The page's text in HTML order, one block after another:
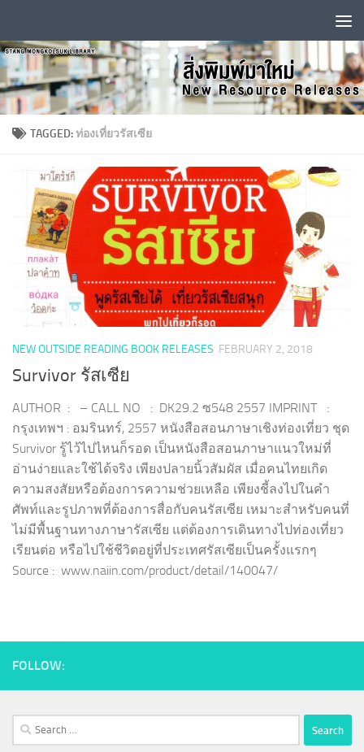
TAGGED:ท่องเที่ยวรัสเซีย
NEW OUTSIDE READING BOOK RELEASES FEBRUARY 2, 2018
Survivor รัสเซีย
AUTHOR : – CALL NO : DK29.2 ซ548 2557 IMPRINT :
กรุงเทพฯ : อมรินทร์, 2557 หนังสือสอนภาษาเชิงท่องเที่ยว ชุด
Survivor รู้ไว้ไปไหนก็รอด เป็นหนังสือสอนภาษาแนวใหม่ที่
อ่านง่ายและใช้ได้จริง เพียงปลายนิ้วสัมผัส เมื่อคนไทยเกิด
ความสงสัยหรือต้องการความช่วยเหลือ เพียงชี้ลงไปในคำ
ศัพท์และรูปภาพที่ต้องการสื่อกับคนรัสเซีย เหมาะสำหรับคนที่
ไม่มีพื้นฐานทางภาษารัสเซีย แต่ต้องการเดินทางไปท่องเที่ยว
เรียนต่อ หรือไปใช้ชีวิตอยู่ที่ประเทศรัสเซียเป็นครั้งแรกๆ
Source : www.naiin.com/product/detail/140047/
FOLLOW:
Search
for: